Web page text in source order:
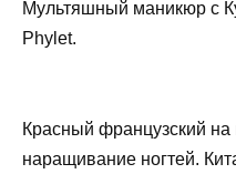
Мультяшный маникюр с
Phylet.
Красный французский на
наращивание ногтей.